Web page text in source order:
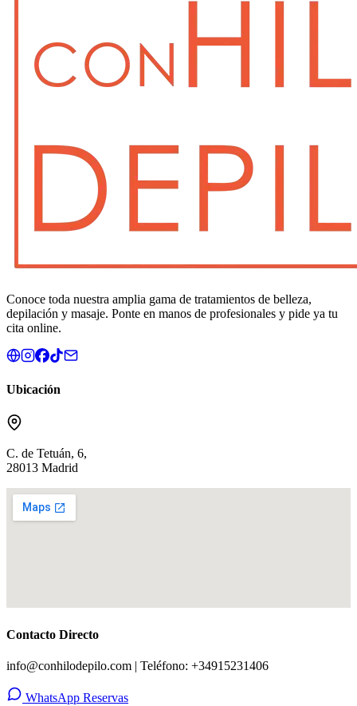
Conoce toda nuestra amplia gama de tratamientos de belleza,
depilación y masaje. Ponte en manos de profesionales y pide ya tu
cita online.
Ubicación
C. de Tetuán, 6,
28013 Madrid
Contacto Directo
info@conhilodepilo.com | Teléfono: +34915231406
WhatsApp Reservas